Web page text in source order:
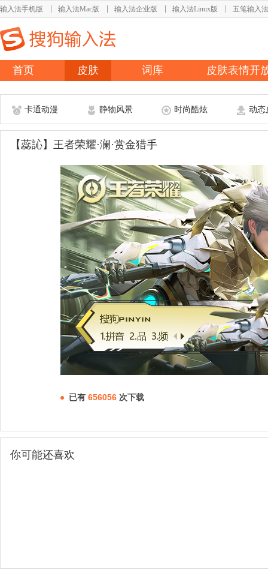
输入法手机版 输入法Mac版 输入法企业版 输入法Linux版 五笔输入法
首页 皮肤 词库 皮肤表情开
卡通动漫 静物风景 时尚酷炫 动态
【蕊訫】王者荣耀·澜·赏金猎手
已有 656056 次下载
你可能还喜欢